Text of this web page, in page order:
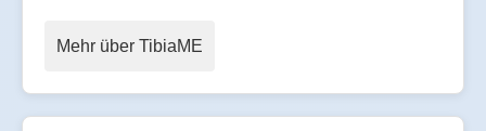
Mehr über TibiaME